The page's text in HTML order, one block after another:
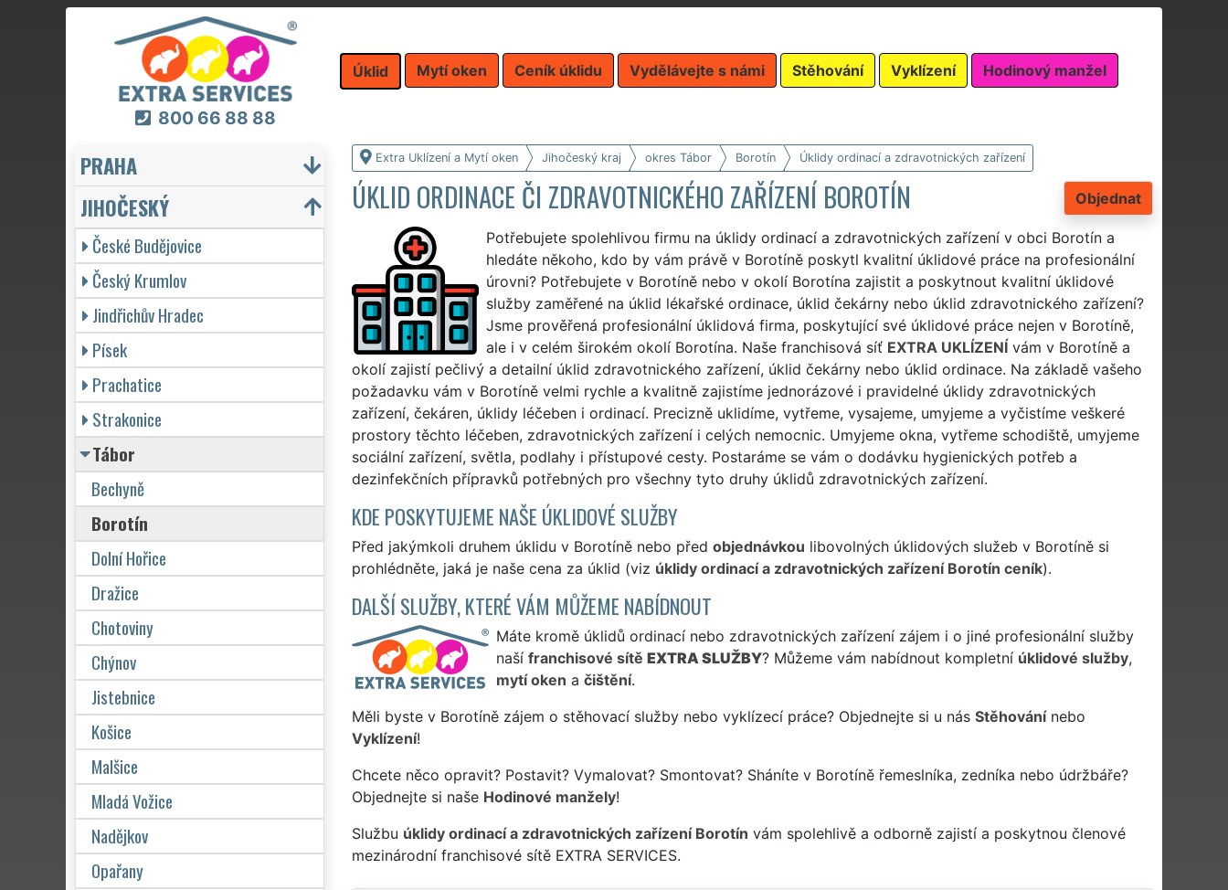
800 66 88 88
Úklid Mytí oken Ceník úklidu Vydělávejte s námi Stěhování Vyklízení Hodinový manžel
Extra Uklízení a Mytí oken Jihočeský kraj okres Tábor Borotín Úklidy ordinací a zdravotnických zařízení
Objednat
ÚKLID ORDINACE ČI ZDRAVOTNICKÉHO ZAŘÍZENÍ BOROTÍN
Potřebujete spolehlivou firmu na úklidy ordinací a zdravotnických zařízení v obci Borotín a
hledáte někoho, kdo by vám právě v Borotíně poskytl kvalitní úklidové práce na profesionální
úrovni? Potřebujete v Borotíně nebo v okolí Borotína zajistit a poskytnout kvalitní úklidové
služby zaměřené na úklid lékařské ordinace, úklid čekárny nebo úklid zdravotnického zařízení?
Jsme prověřená profesionální úklidová firma, poskytující své úklidové práce nejen v Borotíně,
ale i v celém širokém okolí Borotína. Naše franchisová síť EXTRA UKLÍZENÍ vám v Borotíně a
okolí zajistí pečlivý a detailní úklid zdravotnického zařízení, úklid čekárny nebo úklid ordinace. Na základě vašeho
požadavku vám v Borotíně velmi rychle a kvalitně zajistíme jednorázové i pravidelné úklidy zdravotnických
zařízení, čekáren, úklidy léčeben i ordinací. Precizně uklidíme, vytřeme, vysajeme, umyjeme a vyčistíme veškeré
prostory těchto léčeben, zdravotnických zařízení i celých nemocnic. Umyjeme okna, vytřeme schodiště, umyjeme
sociální zařízení, světla, podlahy i přístupové cesty. Postaráme se vám o dodávku hygienických potřeb a
dezinfekčních přípravků potřebných pro všechny tyto druhy úklidů zdravotnických zařízení.
KDE POSKYTUJEME NAŠE ÚKLIDOVÉ SLUŽBY
Před jakýmkoli druhem úklidu v Borotíně nebo před objednávkou libovolných úklidových služeb v Borotíně si
prohlédněte, jaká je naše cena za úklid (viz úklidy ordinací a zdravotnických zařízení Borotín ceník).
DALŠÍ SLUŽBY, KTERÉ VÁM MŮŽEME NABÍDNOUT
Máte kromě úklidů ordinací nebo zdravotnických zařízení zájem i o jiné profesionální služby
naší franchisové sítě EXTRA SLUŽBY? Můžeme vám nabídnout kompletní úklidové služby,
mytí oken a čištění.
Měli byste v Borotíně zájem o stěhovací služby nebo vyklízecí práce? Objednejte si u nás Stěhovánínebo
Vyklízení!
Chcete něco opravit? Postavit? Vymalovat? Smontovat? Sháníte v Borotíně řemeslníka, zedníka nebo údržbáře?
Objednejte si naše Hodinové manžely!
Službu úklidy ordinací a zdravotnických zařízení Borotín vám spolehlivě a odborně zajistí a poskytnou členové
mezinárodní franchisové sítě EXTRA SERVICES.
PRAHA
JIHOČESKÝ
České Budějovice
Český Krumlov
Jindřichův Hradec
Písek
Prachatice
Strakonice
Tábor
Bechyně
Borotín
Dolní Hořice
Dražice
Chotoviny
Chýnov
Jistebnice
Košice
Malšice
Mladá Vožice
Nadějkov
Opařany